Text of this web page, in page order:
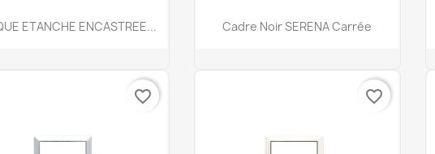
Aperçu rapide
ETANCHE ENCASTREE... Aperçu rapide
Cadre Noir SERENA Carrée
favorite_border favorite_border